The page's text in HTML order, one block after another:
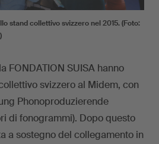
stand collettivo svizzero nel 2015. (Foto:
FONDATION SUISA hanno
svizzero al Midem, con
Phonoproduzierende
di fonogrammi). Dopo questo
a sostegno del collegamento in